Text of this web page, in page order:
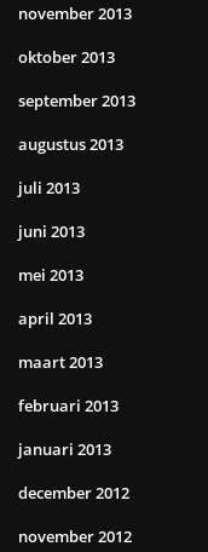
november 2013
oktober 2013
september 2013
augustus 2013
juli 2013
juni 2013
mei 2013
april 2013
maart 2013
februari 2013
januari 2013
december 2012
november 2012